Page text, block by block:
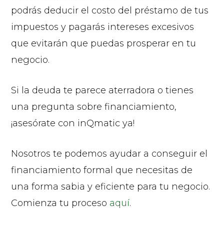
podrás deducir el costo del préstamo de tus
impuestos y pagarás intereses excesivos
que evitarán que puedas prosperar en tu
negocio.
Si la deuda te parece aterradora o tienes
una pregunta sobre financiamiento,
¡asesórate con inQmatic ya!
Nosotros te podemos ayudar a conseguir el
financiamiento formal que necesitas de
una forma sabia y eficiente para tu negocio.
Comienza tu proceso aquí.